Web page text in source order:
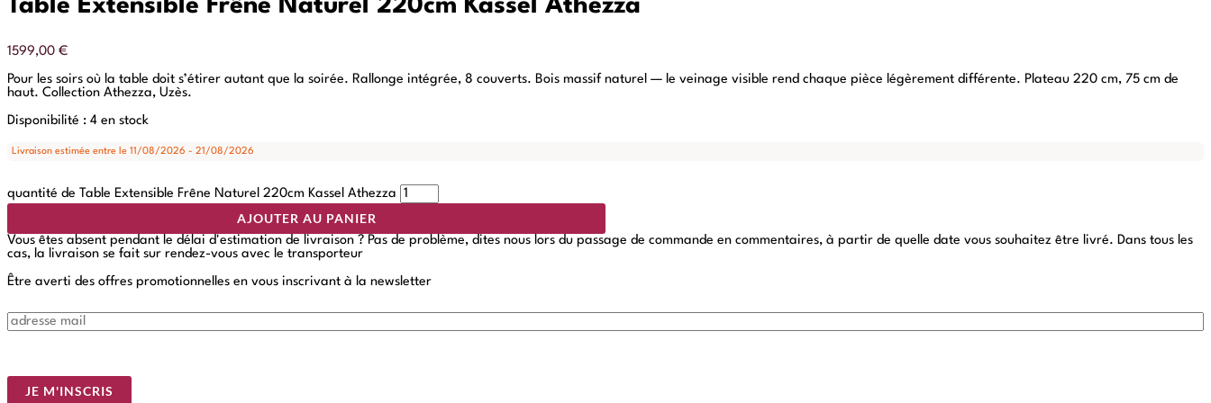
Table Extensible Frêne Naturel 220cm Kassel Athezza
1599,00 €
Pour les soirs où la table doit s’étirer autant que la soirée. Rallonge intégrée, 8 couverts. Bois massif naturel — le veinage visible rend chaque pièce légèrement différente. Plateau 220 cm, 75 cm de
haut. Collection Athezza, Uzès.
Disponibilité : 4 en stock
Livraison estimée entre le 11/08/2026 - 21/08/2026
quantité de Table Extensible Frêne Naturel 220cm Kassel Athezza
AJOUTER AU PANIER
Vous êtes absent pendant le délai d'estimation de livraison ? Pas de problème, dites nous lors du passage de commande en commentaires, à partir de quelle date vous souhaitez être livré. Dans tous les
cas, la livraison se fait sur rendez-vous avec le transporteur
Être averti des offres promotionnelles en vous inscrivant à la newsletter
E
m
JE M'INSCRIS